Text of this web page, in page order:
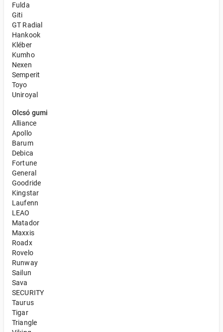
Fulda
Giti
GT Radial
Hankook
Kléber
Kumho
Nexen
Semperit
Toyo
Uniroyal
Olcsó gumi
Alliance
Apollo
Barum
Debica
Fortune
General
Goodride
Kingstar
Laufenn
LEAO
Matador
Maxxis
Roadx
Rovelo
Runway
Sailun
Sava
SECURITY
Taurus
Tigar
Triangle